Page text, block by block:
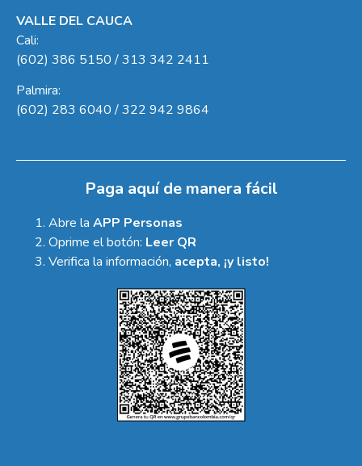
VALLE DEL CAUCA
Cali:
(602) 386 5150 / 313 342 2411
Palmira:
(602) 283 6040 / 322 942 9864
Paga aquí de manera fácil
Abre la APP Personas
Oprime el botón: Leer QR
Verifica la información, acepta, ¡y listo!